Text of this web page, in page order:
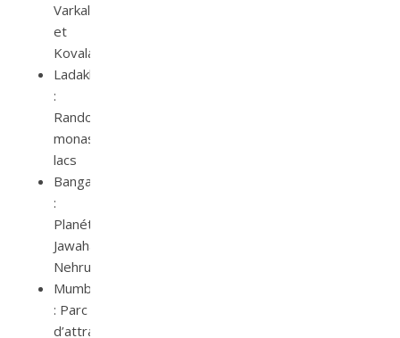
Varkala
et
Kovalam
Ladakh
:
Randonnées,
monastères,
lacs
Bangalore
:
Planétarium
Jawaharlal
Nehru
Mumbai
: Parc
d’attractions